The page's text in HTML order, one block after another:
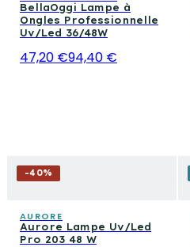
BellaOggi Lampe à
Ongles Professionnelle
Uv/Led 36/48W
47,20 €94,40 €
-40%
AURORE
Aurore Lampe Uv/Led
Pro 203 48 W